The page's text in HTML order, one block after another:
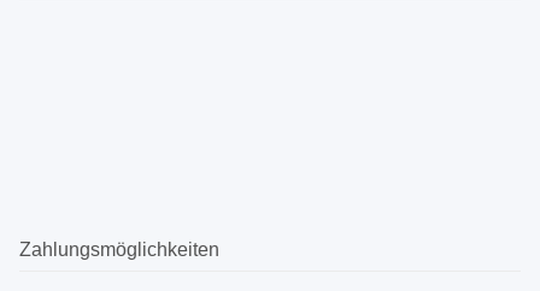
Zahlungsmöglichkeiten